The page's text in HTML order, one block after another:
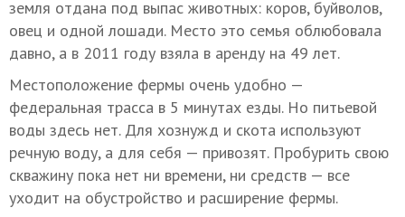
земля отдана под выпас животных: коров, буйволов,
овец и одной лошади. Место это семья облюбовала
давно, а в 2011 году взяла в аренду на 49 лет.
Местоположение фермы очень удобно —
федеральная трасса в 5 минутах езды. Но питьевой
воды здесь нет. Для хознужд и скота используют
речную воду, а для себя — привозят. Пробурить свою
скважину пока нет ни времени, ни средств — все
уходит на обустройство и расширение фермы.